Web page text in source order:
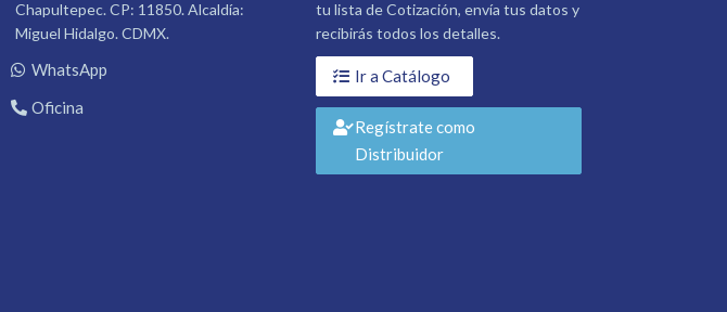
Chapultepec. CP: 11850. Alcaldía:
Miguel Hidalgo. CDMX.
WhatsApp
Oficina
tu lista de Cotización, envía tus datos y
recibirás todos los detalles.
Ir a Catálogo
Regístrate como
Distribuidor